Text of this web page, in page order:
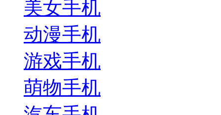
美女手机
动漫手机
游戏手机
萌物手机